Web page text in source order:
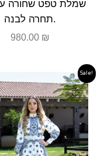
שמלת טפט שחורה
תחרה לבנה.
980.00 ₪
Sale!
Original
Price
Was:
790.00 ₪.
Price
Is: